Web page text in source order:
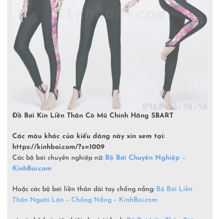
Đồ Bơi Kín Liền Thân Có Mũ Chính Hãng SBART
Các màu khác của kiểu dáng này xin xem tại:
https://kinhboi.com/?s=1009
Các bộ bơi chuyên nghiệp nữ: Bộ Bơi Chuyên Nghiệp –
KinhBoi.com
Hoặc các bộ bơi liền thân dài tay chống nắng: Bộ Bơi Liền
Thân Người Lớn – Chống Nắng – KinhBoi.com